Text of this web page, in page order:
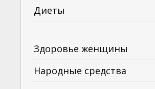
Диеты
Здоровье женщины
Народные средства